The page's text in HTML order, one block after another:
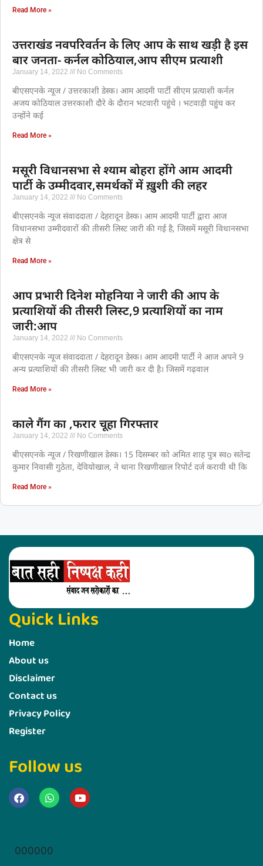
Read More »
उत्तराखंड नवपरिवर्तन के लिए आप के साथ खड़ी है इस
बार जनता- कर्नल कोठियाल,आप सीएम प्रत्याशी
January 14, 2022 No Comments
बीएसएनके न्यूज / उत्तरकाशी डेस्क। आम आदमी पार्टी सीएम प्रत्याशी कर्नल
अजय कोठियाल उत्तरकाशी दौरे के दौरान भटवारी पहुंचे । भटवाड़ी पहुंच कर
उन्होंने कई
Read More »
मसूरी विधानसभा से श्याम बोहरा होंगे आम आदमी
पार्टी के उम्मीदवार,समर्थकों में ख़ुशी की लहर
January 14, 2022 No Comments
बीएसएनके न्यूज संवाददाता / देहरादून डेस्क। आम आदमी पार्टी द्वारा आज
विधानसभा उम्मीदवारों की तीसरी लिस्ट जारी की गई है, जिसमें मसूरी विधानसभा
क्षेत्र से
Read More »
आप प्रभारी दिनेश मोहनिया ने जारी की आप के
प्रत्याशियों की तीसरी लिस्ट,9 प्रत्याशियों का नाम
जारी:आप
January 14, 2022 No Comments
बीएसएनके न्यूज संवाददाता / देहरादून डेस्क। आम आदमी पार्टी ने आज अपने 9
अन्य प्रत्याशियों की तीसरी लिस्ट भी जारी कर दी है। जिसमें गढ़वाल
Read More »
काले गैंग का ,फरार चूहा गिरफ्तार
January 14, 2022 No Comments
बीएसएनके न्यूज / रिखणीखाल डेस्क। 15 दिसम्बर को अमित शाह पुत्र स्वo सतेन्द्र
कुमार निवासी गुठेता, देवियोखाल, ने थाना रिखणीखाल रिपोर्ट दर्ज करायी थी कि
Read More »
Quick Links
Home
About us
Disclaimer
Contact us
Privacy Policy
Register
Follow us
000000